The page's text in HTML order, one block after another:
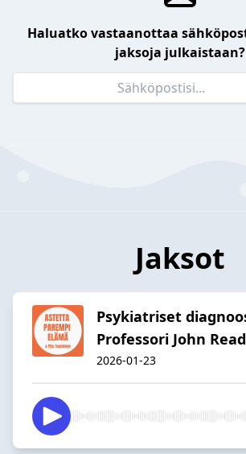
Haluatko vastaanottaa
jaksoja julkaistaan?
Jaksot
Psykiatriset
Professori John Read
2026-01-23